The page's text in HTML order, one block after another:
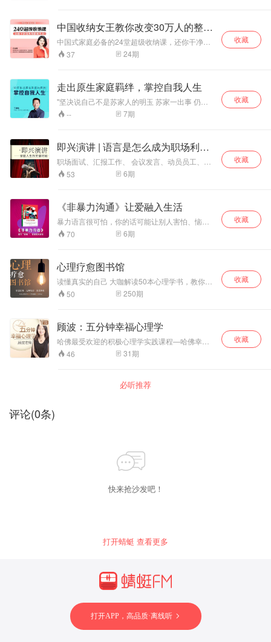
中国收纳女王教你改变30万人的整理
术
中国式家庭必备的24堂超级收纳课，还你干净清
爽的精致生活。归纳1w+中国家庭整理案例，提
出独特“中国式收纳”观念，被《环球时报》《中国
场景，赠送16个收纳工具实操音频，从居家收纳
到人生整理，拿回你的生活主动权！
37 24期
收藏
走出原生家庭羁绊，掌控自我人生
"坚决说自己不是苏家人的明玉 苏家一出事 仍
旧“没办法放着苏家不管” 生活、工作，总是被原
生家庭的羁绊 工作频频出错 被二哥打的重伤住院
父辈、看到了自己、或者看到了身边某位朋友的
遭遇 逃离，却无法逃离密密麻麻的网； 任命，却
无法过内心的那道我欲挣脱的坎儿； 斩断原生家
庭密网，内疚、惭愧、自责、负罪感 深陷原生家
庭泥潭，痛苦、折磨、无法脱身 亲爱的！ 命，我
丁建略教授一起从心理学角度斩断原生家庭的羁
绊，掌控自己的人生。 "
-- 7期
收藏
即兴演讲 | 语言是怎么成为职场利器
的
职场面试、汇报工作、 会议发言、动员员工、商
务谈判 ...... 每一个场合都需要你有效沟通 每一个
瞬间都能展现自己 每一个时刻都能让你获得赏识
会，即兴演讲，提升即兴发言的能力
53 6期
收藏
《非暴力沟通》让爱融入生活
暴力语言很可怕，你的话可能让别人害怕、恼
怒、焦虑、困惑、尴尬、难过、受伤。
70 6期
收藏
心理疗愈图书馆
读懂真实的自己 大咖解读50本心理学书，教你情
绪管理、改善沟通、建立自信
50 250期
收藏
顾波：五分钟幸福心理学
哈佛最受欢迎的积极心理学实践课程—哈佛幸福
课，2006年就成为哈佛最受欢迎的选修课。哈佛
幸福课的沙哈尔教授说：积极心理学既有学术的
来愉悦和方法。积极心理学，是一门帮助普通人
活出积极、乐观、丰盈蓬勃人生的心理学。五花
新定义幸福，理解幸福。找到自我，用积极的心
理去拥抱幸福人生。
46 31期
收藏
必听推荐
评论(0条)
快来抢沙发吧！
打开蜻蜓 查看更多
打开APP，高品质·离线听